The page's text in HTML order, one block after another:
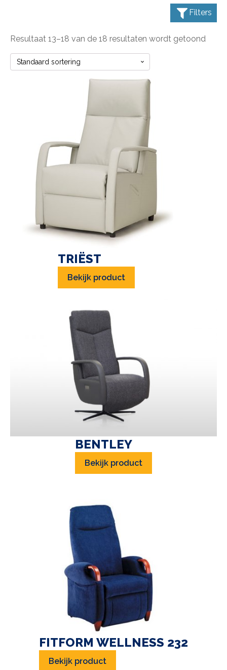
Filters
Resultaat 13–18 van de 18 resultaten wordt getoond
TRIËST
Bekijk product
BENTLEY
Bekijk product
FITFORM WELLNESS 232
Bekijk product